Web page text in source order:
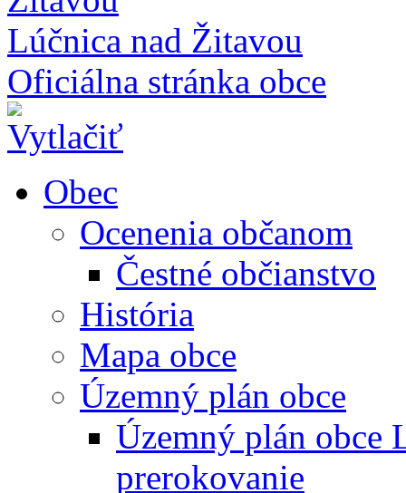
Lúčnica nad Žitavou
Oficiálna stránka obce
Obec
Ocenenia občanom
Čestné občianstvo
História
Mapa obce
Územný plán obce
Územný plán obce
prerokovanie